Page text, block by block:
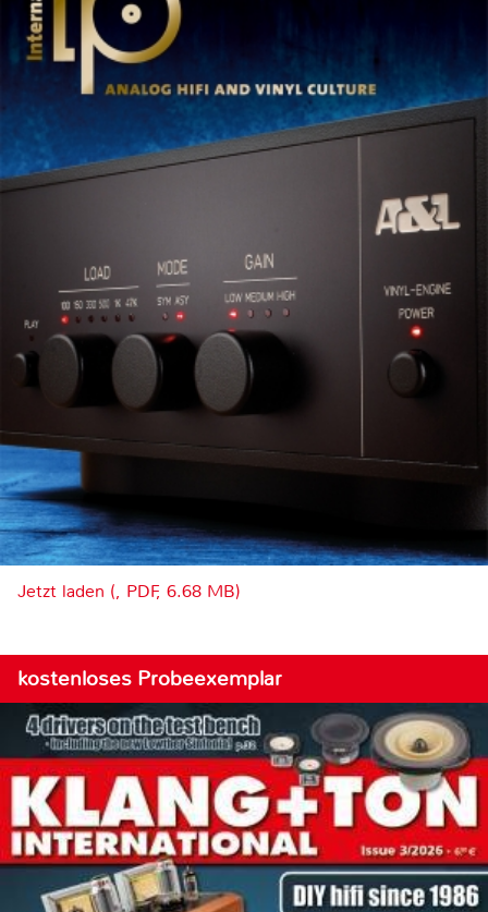
Jetzt laden (, PDF, 6.68 MB)
kostenloses Probeexemplar